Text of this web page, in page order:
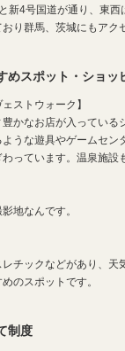
新4号国道が通り、東西
り群馬、茨城にもアク
めスポット・ショッ
ストウォーク】
かなお店が入っている
うな遊具やゲームセン
っています。温泉施設
地なんです。
チックなどがあり、天
のスポットです。
制度